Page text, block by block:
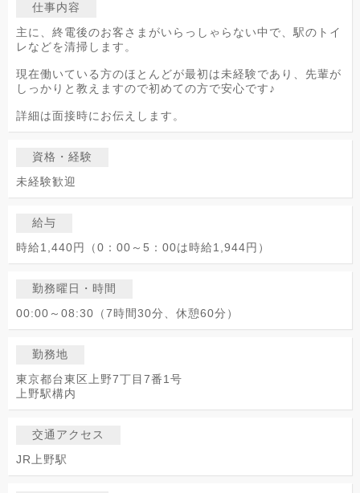
仕事内容
主に、終電後のお客さまがいらっしゃらない中で、駅のトイ
レなどを清掃します。
現在働いている方のほとんどが最初は未経験であり、先輩が
しっかりと教えますので初めての方で安心です♪
詳細は面接時にお伝えします。
資格・経験
未経験歓迎
給与
時給1,440円（0：00～5：00は時給1,944円）
勤務曜日・時間
00:00～08:30（7時間30分、休憩60分）
勤務地
東京都台東区上野7丁目7番1号
上野駅構内
交通アクセス
JR上野駅